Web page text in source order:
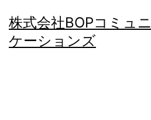
ン
テ
株式会社BOPコミュニ
ケーションズ